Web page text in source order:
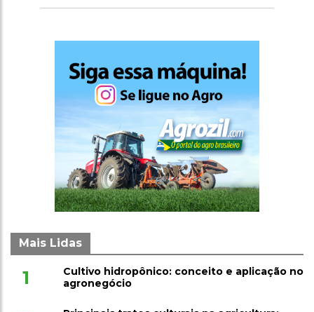
Mais Lidas
1
Cultivo hidropônico: conceito e aplicação no
agronegócio